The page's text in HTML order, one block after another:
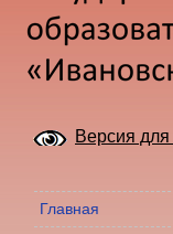
Версия
Главная